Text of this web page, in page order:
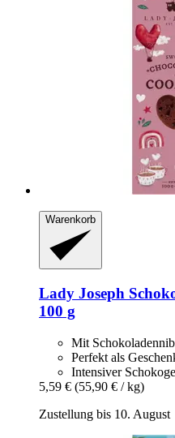
Warenkorb
Lady Joseph
100 g
Mit
Perfekt als
Intensiver
5,59 € (55,90 € / kg)
Zustellung bis 10. August